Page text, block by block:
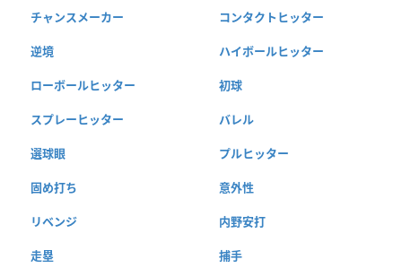
チャンスメーカー コンタクトヒッター
逆境 ハイボールヒッター
ローボールヒッター 初球
スプレーヒッター バレル
選球眼 プルヒッター
固め打ち 意外性
リベンジ 内野安打
走塁 捕手